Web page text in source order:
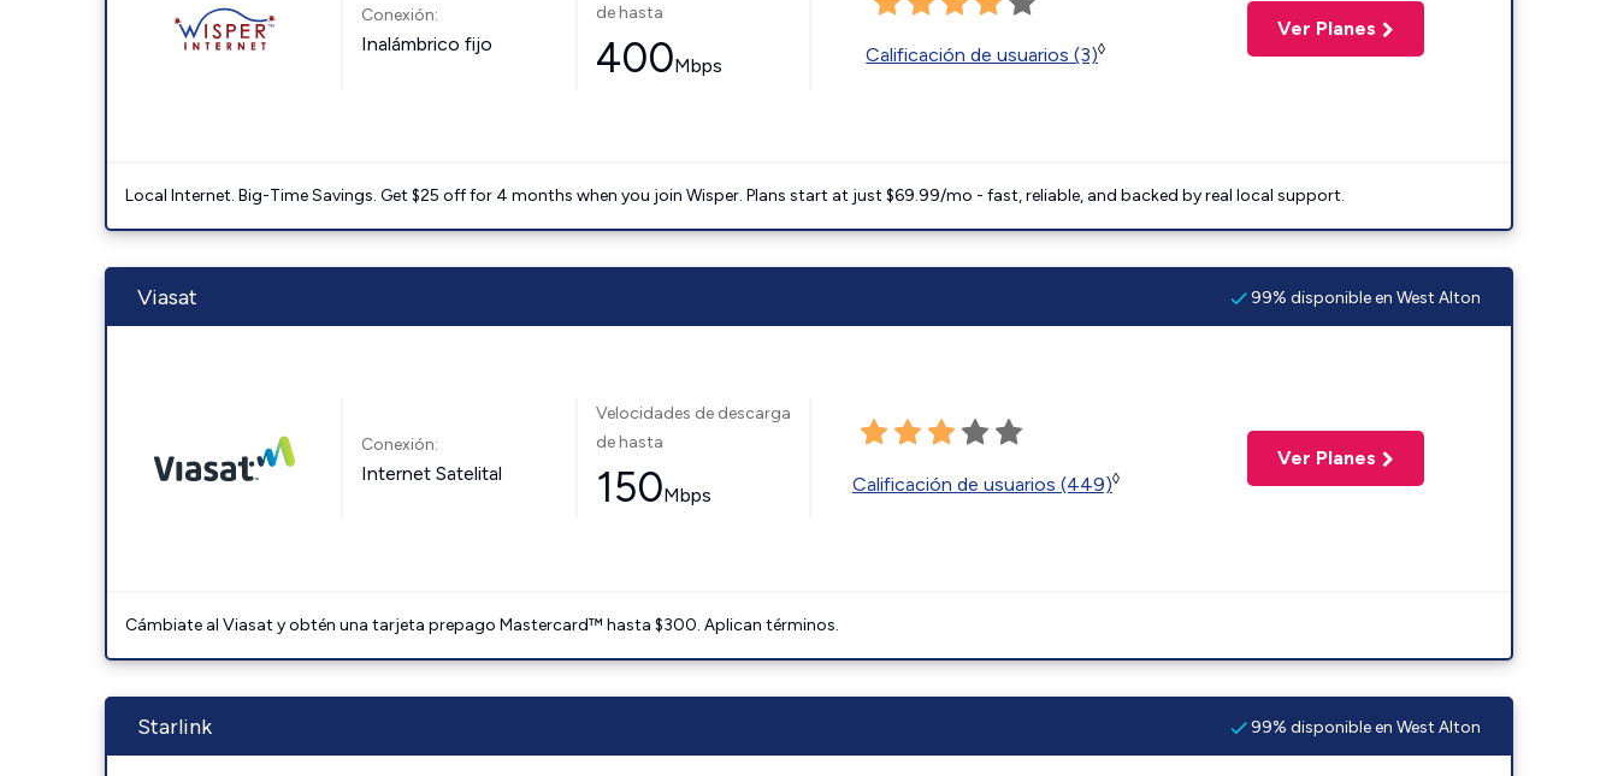
Conexión:
Inalámbrico fijo
de hasta
400Mbps Calificación de usuarios (3)◊
Ver Planes
Local Internet. Big-Time Savings. Get $25 off for 4 months when you join Wisper. Plans start at just $69.99/mo - fast, reliable, and backed by real local support.
Viasat 99% disponible en West Alton
Conexión:
Internet Satelital
Velocidades de descarga
de hasta
150Mbps Calificación de usuarios (449)◊
Ver Planes
Cámbiate al Viasat y obtén una tarjeta prepago Mastercard™ hasta $300. Aplican términos.
Starlink 99% disponible en West Alton